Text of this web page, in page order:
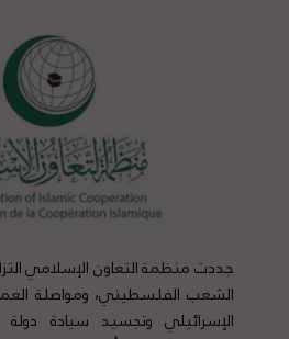
جددت منظمة التعاون الإسلامي
الشعب الفلسطيني، ومواصلة
الإسرائيلي وتجسيد سيادة